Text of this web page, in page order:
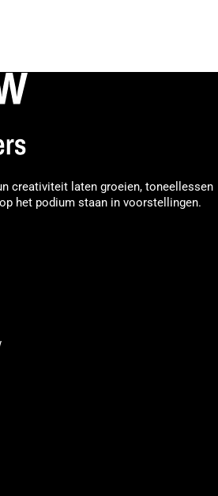
creativiteit laten groeien, toneellessen
het podium staan in voorstellingen.